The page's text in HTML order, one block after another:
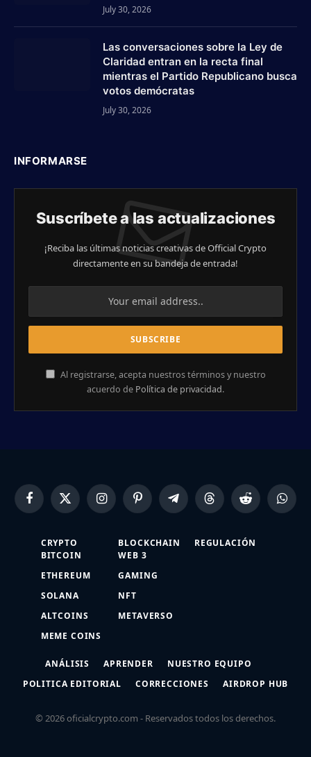
July 30, 2026
Las conversaciones sobre la Ley de
Claridad entran en la recta final
mientras el Partido Republicano busca
votos demócratas
July 30, 2026
INFORMARSE
Suscríbete a las actualizaciones
¡Reciba las últimas noticias creativas de Official Crypto
directamente en su bandeja de entrada!
Al registrarse, acepta nuestros términos y nuestro
acuerdo de Política de privacidad.
FacebookX
(Twitter)
InstagramPinterestTelegramThreads Reddit
CRYPTO
BITCOIN
ETHEREUM
SOLANA
ALTCOINS
MEME COINS
BLOCKCHAIN
WEB 3
GAMING
NFT
METAVERSO
REGULACIÓN
ANÁLISIS APRENDER
NUESTRO EQUIPO
POLITICA EDITORIAL
CORRECCIONES AIRDROP HUB
© 2026 oficialcrypto.com - Reservados todos los derechos.